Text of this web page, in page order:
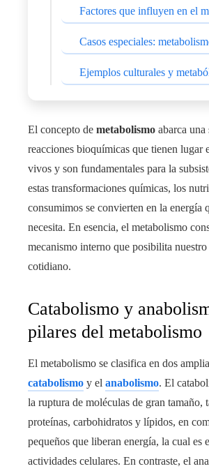
Factores que influyen en el
Casos especiales:
Ejemplos culturales y
El concepto de metabolismo abarca una
reacciones bioquímicas que tienen lugar
vivos y son fundamentales para la
estas transformaciones químicas, los
consumimos se convierten en la energía
necesita. En esencia, el metabolismo
mecanismo interno que posibilita
cotidiano.
Catabolismo y
pilares del metabolismo
El metabolismo se clasifica en dos
catabolismo y el anabolismo. El
la ruptura de moléculas de gran tamaño,
proteínas, carbohidratos y lípidos, en
pequeños que liberan energía, la cual es
actividades celulares. En contraste, el